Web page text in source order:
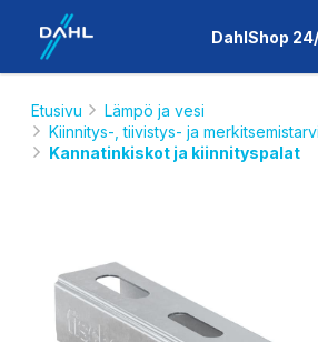
DahlShop
Etusivu
Lämpö ja vesi
Kiinnitys-, tiivistys- ja
Kannatinkiskot ja kiinnityspalat